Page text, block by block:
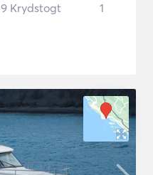
9 Krydstogt 1